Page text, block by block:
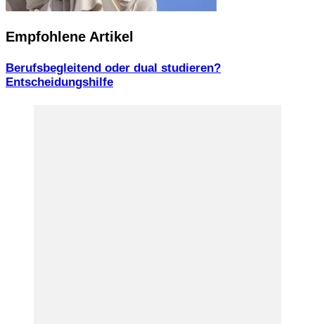
Empfohlene Artikel
Berufsbegleitend oder dual studieren?
Entscheidungshilfe